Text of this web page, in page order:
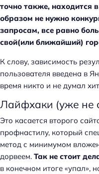
точно также, находится
образом не нужно
запросам, все равно
свой(или ближайший)
К слову, зависимость
пользователя введена в
время никто и не думал
Лайфхаки (уже не
Это касается второго
профнастилу, который
метод с минимумом
дорвеем. Так не стоит
в конечном итоге «упал»,